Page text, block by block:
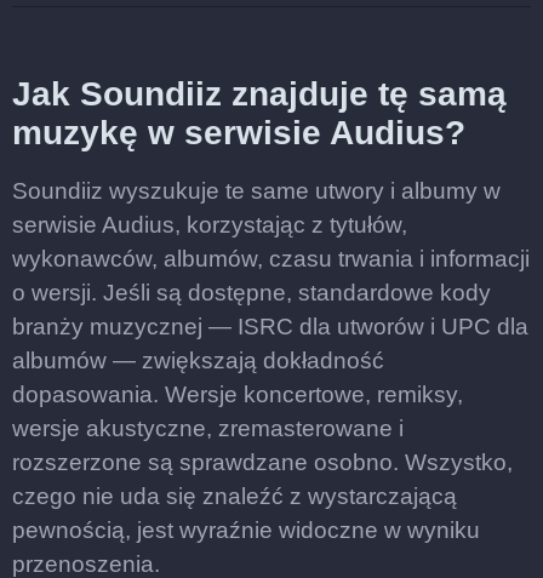
Jak Soundiiz znajduje tę samą
muzykę w serwisie Audius?
Soundiiz wyszukuje te same utwory i albumy w
serwisie Audius, korzystając z tytułów,
wykonawców, albumów, czasu trwania i informacji
o wersji. Jeśli są dostępne, standardowe kody
branży muzycznej — ISRC dla utworów i UPC dla
albumów — zwiększają dokładność
dopasowania. Wersje koncertowe, remiksy,
wersje akustyczne, zremasterowane i
rozszerzone są sprawdzane osobno. Wszystko,
czego nie uda się znaleźć z wystarczającą
pewnością, jest wyraźnie widoczne w wyniku
przenoszenia.